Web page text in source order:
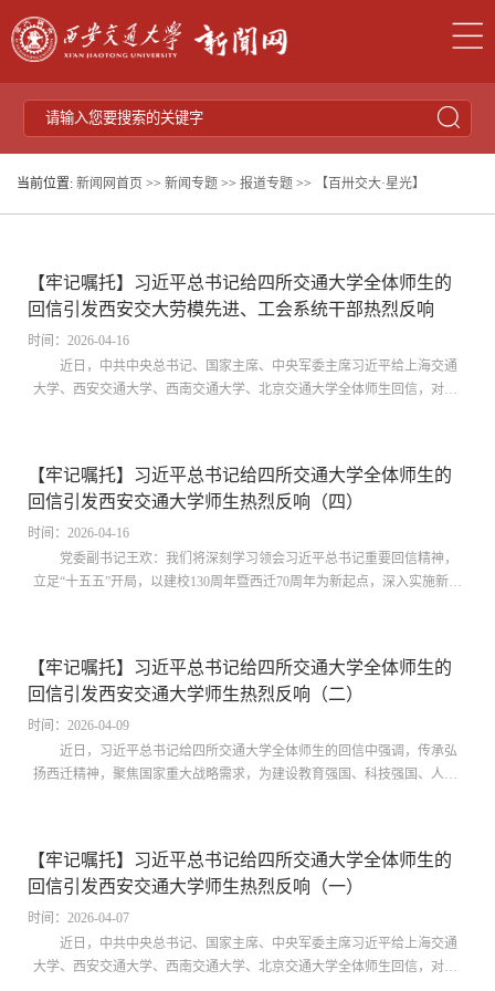
当前位置: 新闻网首页 >> 新闻专题 >> 报道专题 >> 【百卅交大·星光】
【牢记嘱托】习近平总书记给四所交通大学全体师生的
回信引发西安交大劳模先进、工会系统干部热烈反响
时间：2026-04-16
近日，中共中央总书记、国家主席、中央军委主席习近平给上海交通
大学、西安交通大学、西南交通大学、北京交通大学全体师生回信，对学
习，大家纷纷表示，要牢记习近平总书记殷殷嘱托，胸怀“国之大者”，弘
扬西迁精神，勇担国家使命，共创交大荣誉，充分发挥劳模先进带头引领
作用，用心用情当好职工群众最可信赖的“...
【牢记嘱托】习近平总书记给四所交通大学全体师生的
回信引发西安交通大学师生热烈反响（四）
时间：2026-04-16
党委副书记王欢：我们将深刻学习领会习近平总书记重要回信精神，
立足“十五五”开局，以建校130周年暨西迁70周年为新起点，深入实施新时
举”，打造特色学生工作品牌，引导青年学子立大志、明大德、成大才、
担大任，把爱国之情、报国之志融入强国建设的生动实践，贡献交大人的
智慧与力量。党委常委、副校长邵...
【牢记嘱托】习近平总书记给四所交通大学全体师生的
回信引发西安交通大学师生热烈反响（二）
时间：2026-04-09
近日，习近平总书记给四所交通大学全体师生的回信中强调，传承弘
扬西迁精神，聚焦国家重大战略需求，为建设教育强国、科技强国、人才
要讲话，勉励广大师生大力弘扬西迁精神，在新征程上创造属于我们这代
人的历史功绩。习近平总书记的重要回信在西安交通大学干部师生员工及
校友间引发热烈反响，迅...
【牢记嘱托】习近平总书记给四所交通大学全体师生的
回信引发西安交通大学师生热烈反响（一）
时间：2026-04-07
近日，中共中央总书记、国家主席、中央军委主席习近平给上海交通
大学、西安交通大学、西南交通大学、北京交通大学全体师生回信，对学